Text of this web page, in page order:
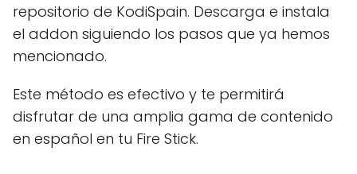
repositorio de KodiSpain. Descarga e instala
el addon siguiendo los pasos que ya hemos
mencionado.
Este método es efectivo y te permitirá
disfrutar de una amplia gama de contenido
en español en tu Fire Stick.